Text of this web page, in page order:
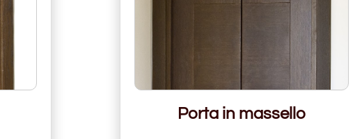
Porta in massello